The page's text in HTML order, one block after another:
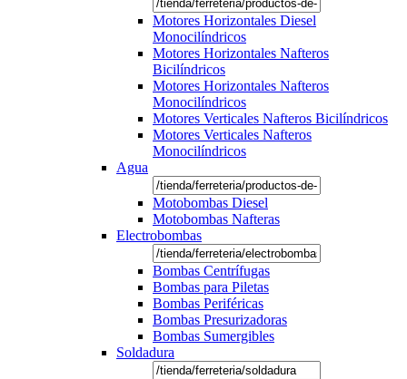
Motores Horizontales Diesel
Monocilíndricos
Motores Horizontales Nafteros
Bicilíndricos
Motores Horizontales Nafteros
Monocilíndricos
Motores Verticales Nafteros Bicilíndricos
Motores Verticales Nafteros
Monocilíndricos
Agua
Motobombas Diesel
Motobombas Nafteras
Electrobombas
Bombas Centrífugas
Bombas para Piletas
Bombas Periféricas
Bombas Presurizadoras
Bombas Sumergibles
Soldadura